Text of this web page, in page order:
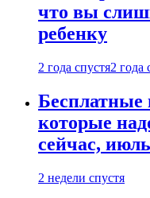
что вы
ребенку
2 года спустя2 года
которые
сейчас,
2 недели спустя